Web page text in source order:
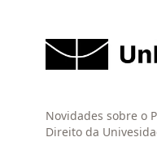
Novidades sobre o
Direito da